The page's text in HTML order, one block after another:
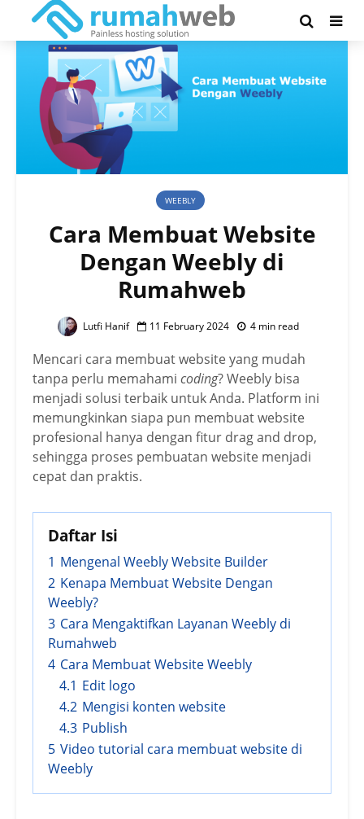
WEEBLY
Cara Membuat Website
Dengan Weebly di
Rumahweb
Lutfi Hanif 11 February 2024 4 min read
Mencari cara membuat website yang mudah
tanpa perlu memahami coding? Weebly bisa
menjadi solusi terbaik untuk Anda. Platform ini
memungkinkan siapa pun membuat website
profesional hanya dengan fitur drag and drop,
sehingga proses pembuatan website menjadi
cepat dan praktis.
Daftar Isi
1 Mengenal Weebly Website Builder
2 Kenapa Membuat Website Dengan
Weebly?
3 Cara Mengaktifkan Layanan Weebly di
Rumahweb
4 Cara Membuat Website Weebly
4.1 Edit logo
4.2 Mengisi konten website
4.3 Publish
5 Video tutorial cara membuat website di
Weebly